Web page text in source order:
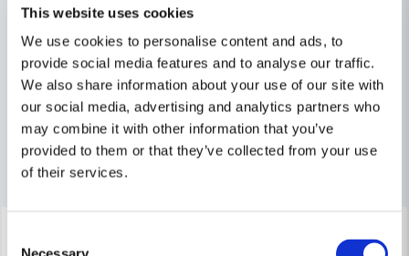
This website uses cookies
We use cookies to personalise content and ads, to
provide social media features and to analyse our traffic.
We also share information about your use of our site with
our social media, advertising and analytics partners who
may combine it with other information that you’ve
provided to them or that they’ve collected from your use
of their services.
email
Mejladress
Ja, ni får publicera min fråga
Personligt Skydd & Kläder
Byggtillbehör
Andra produkter i kategorin